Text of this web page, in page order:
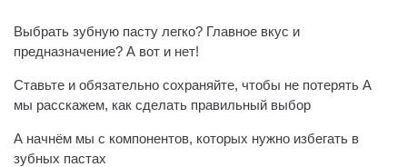
Выбрать зубную пасту легко? Главное вкус и
предназначение? А вот и нет!
Ставьте и обязательно сохраняйте, чтобы не потерять А
мы расскажем, как сделать правильный выбор
А начнём мы с компонентов, которых нужно избегать в
зубных пастах